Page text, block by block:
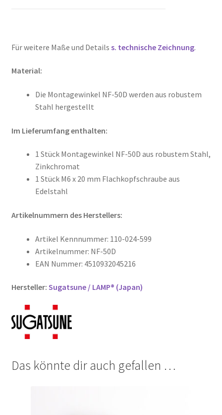
Für weitere Maße und Details s. technische Zeichnung.
Material:
Die Montagewinkel NF-50D werden aus robustem
Stahl hergestellt
Im Lieferumfang enthalten:
1 Stück Montagewinkel NF-50D aus robustem Stahl,
Zinkchromat
1 Stück M6 x 20 mm Flachkopfschraube aus
Edelstahl
Artikelnummern des Herstellers:
Artikel Kennnummer: 110-024-599
Artikelnummer: NF-50D
EAN Nummer: 4510932045216
Hersteller: Sugatsune / LAMP® (Japan)
Das könnte dir auch gefallen …